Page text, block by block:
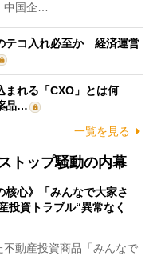
中国企…
テコ入れ必至か 経済運営
まれる「CXO」とは何
品…
一覧を見る
トップ騒動の内幕
核心》「みんなで大家さ
投資トラブル“異常なく
動産投資商品「みんなで